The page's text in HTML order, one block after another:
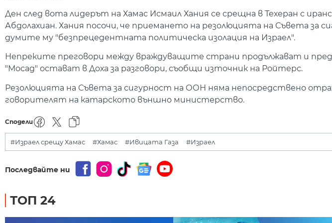
Ден след вота лидерът на Хамас Исмаил Хания се срещна в Техеран с
Абдолахиан. Хания посочи, че приемането на резолюцията на Съвета за
думите му "безпрецедентната политическа изолация на Израел".
Непреките преговори между враждуващите страни продължават и
"Мосад" остават в Доха за разговори, съобщи източник на Ройтерс.
Резолюцията на Съвета за сигурност на ООН няма непосредствено
говорителят на катарското външно министерство.
Сподели
#Израел срещу Хамас #Хамас #Ивицата Газа #Израел
Последвайте ни
ТОП 24